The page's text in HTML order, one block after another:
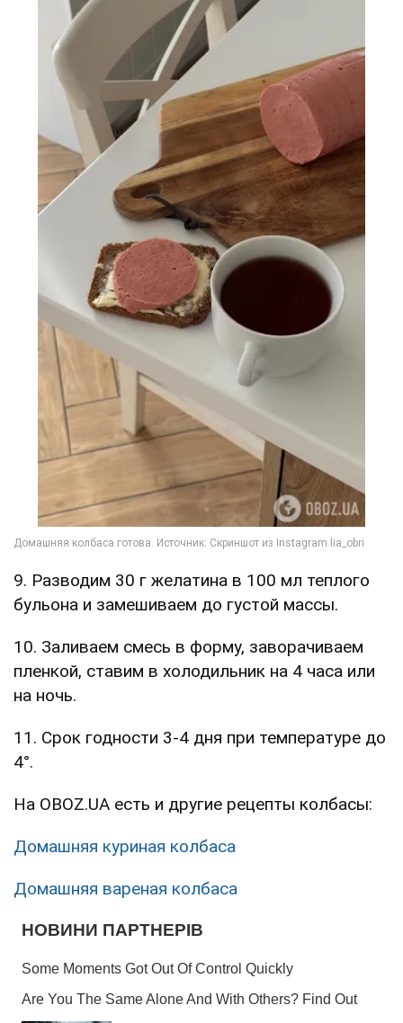
9. Разводим 30 г желатина в 100 мл теплого
бульона и замешиваем до густой массы.
10. Заливаем смесь в форму, заворачиваем
пленкой, ставим в холодильник на 4 часа или
на ночь.
11. Срок годности 3-4 дня при температуре до
4°.
На OBOZ.UA есть и другие рецепты колбасы:
Домашняя куриная колбаса
Домашняя вареная колбаса